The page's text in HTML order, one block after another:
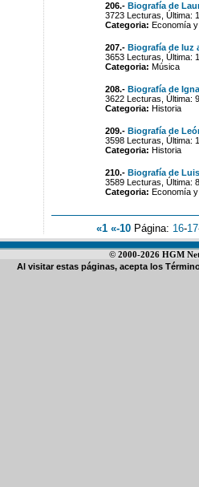
206.- Biografía de
3723 Lecturas, Última:
Categoria: Economía
207.- Biografía de luz
3653 Lecturas, Última:
Categoria: Música
208.- Biografía de
3622 Lecturas, Última:
Categoria: Historia
209.- Biografía de
3598 Lecturas, Última:
Categoria: Historia
210.- Biografía de
3589 Lecturas, Última:
Categoria: Economía
«1 «-10 Página: 16-17
© 2000-2026 HGM
Al visitar estas páginas, acepta los